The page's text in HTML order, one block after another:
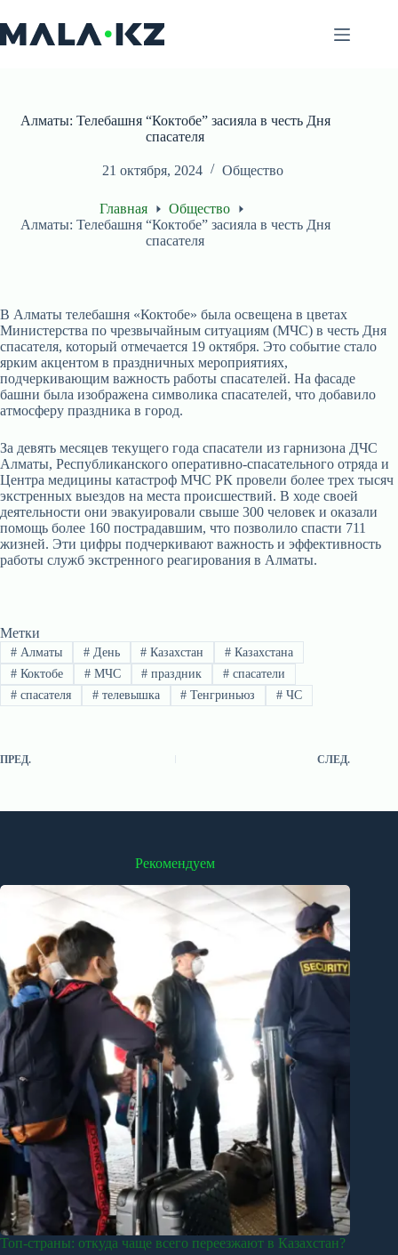
к
сути
Алматы: Телебашня “Коктобе” засияла в честь Дня
спасателя
21 октября, 2024 Общество
Главная
Общество
Алматы: Телебашня “Коктобе” засияла в честь Дня
спасателя
В Алматы телебашня «Коктобе» была освещена в цветах
Министерства по чрезвычайным ситуациям (МЧС) в честь Дня
спасателя, который отмечается 19 октября. Это событие стало
ярким акцентом в праздничных мероприятиях,
подчеркивающим важность работы спасателей. На фасаде
башни была изображена символика спасателей, что добавило
атмосферу праздника в город.
За девять месяцев текущего года спасатели из гарнизона ДЧС
Алматы, Республиканского оперативно-спасательного отряда и
Центра медицины катастроф МЧС РК провели более трех тысяч
экстренных выездов на места происшествий. В ходе своей
деятельности они эвакуировали свыше 300 человек и оказали
помощь более 160 пострадавшим, что позволило спасти 711
жизней. Эти цифры подчеркивают важность и эффективность
работы служб экстренного реагирования в Алматы.
Метки
#Алматы #День # Казахстан # Казахстана
#Коктобе #МЧС # праздник # спасатели
#спасателя #телевышка # Тенгриньюз # ЧС
ПРЕД. СЛЕД.
Рекомендуем
Топ-страны: откуда чаще всего переезжают в Казахстан?